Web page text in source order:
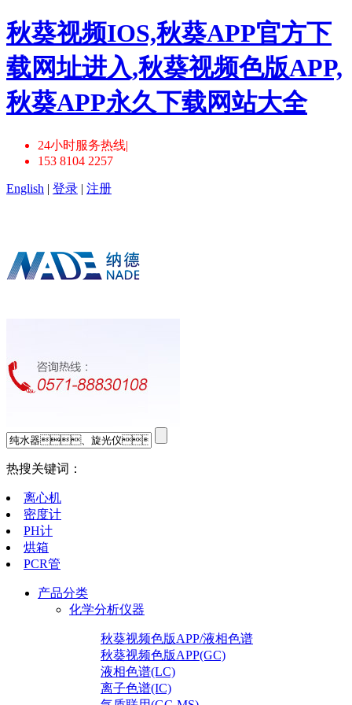
秋葵视频IOS,秋葵APP官方下
载网址进入,秋葵视频色版APP,
秋葵APP永久下载网站大全
24小时服务热线|
153 8104 2257
English | 登录 | 注册
热搜关键词：
离心机
密度计
PH计
烘箱
PCR管
产品分类
化学分析仪器
秋葵视频色版APP/液相色谱
秋葵视频色版APP(GC)
液相色谱(LC)
离子色谱(IC)